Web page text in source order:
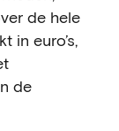
de hele
in euro’s,
de